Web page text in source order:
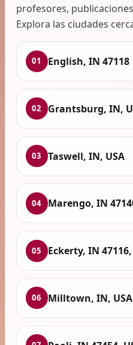
profesores,
Explora las ciudades
01 English, IN 47118
02 Grantsburg, IN,
03 Taswell, IN, USA
04 Marengo, IN
05 Eckerty, IN 47116,
06 Milltown, IN, USA